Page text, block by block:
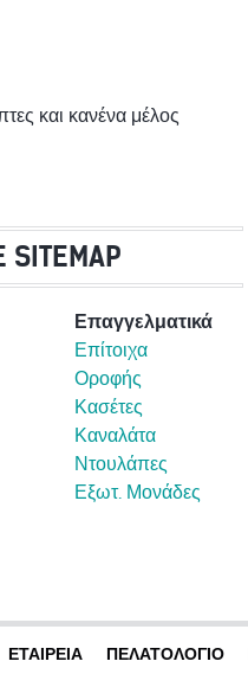
και κανένα μέλος
SITEMAP
Επαγγελματικά
Επίτοιχα
Οροφής
Κασέτες
Καναλάτα
Ντουλάπες
Εξωτ. Μονάδες
ΕΤΑΙΡΕΊΑ ΠΕΛΑΤΟΛΌΓΙΟ